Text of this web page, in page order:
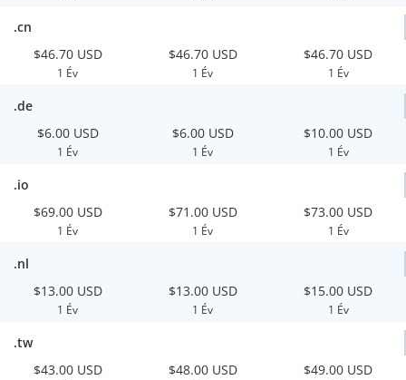
.cn
$46.70 USD
1 Év
$46.70 USD
1 Év
$46.70 USD
1 Év
.de
$6.00 USD
1 Év
$6.00 USD
1 Év
$10.00 USD
1 Év
.io
$69.00 USD
1 Év
$71.00 USD
1 Év
$73.00 USD
1 Év
.nl
$13.00 USD
1 Év
$13.00 USD
1 Év
$15.00 USD
1 Év
.tw
$43.00 USD
$48.00 USD $49.00 USD